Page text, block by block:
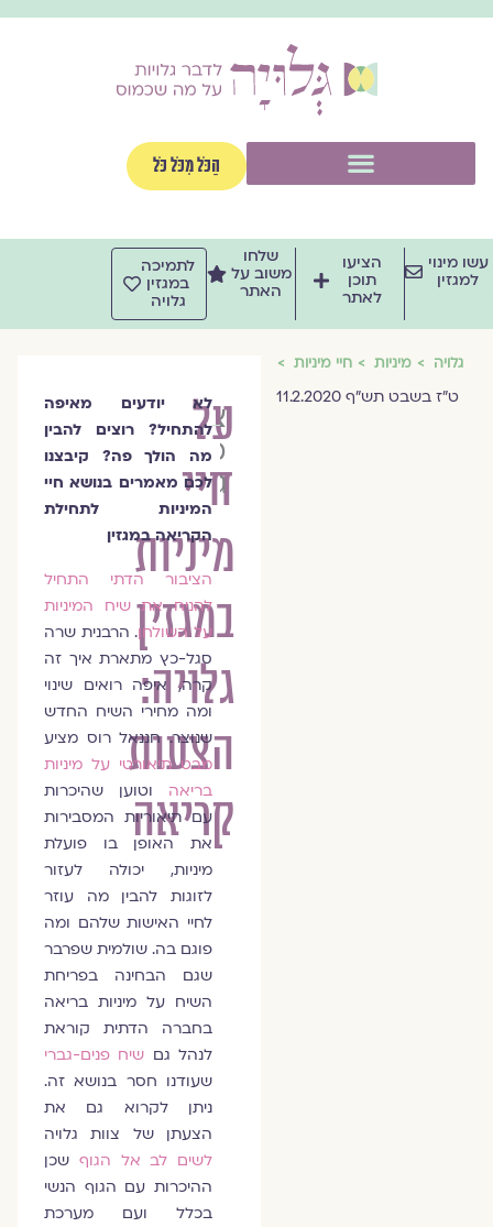
הַכֹּל מִכֹּל כֹּל
מינוי
למגזין
הציעו
תוכן
לאתר
שלחו
משוב על
האתר
לתמיכה
במגזין
גלויה
גלויה מיניות חיי מיניות
ט"ז בשבט תש"ף 11.2.2020
על
חיי
מיניות
במגזין
גלויה:
הצעות
קריאה
צוות
מגזין
גלויה
לא יודעים מאיפה
להתחיל? רוצים להבין
מה הולך פה? קיבצנו
לכם מאמרים בנושא חיי
המיניות לתחילת
הקריאה במגזין
הציבור הדתי התחיל
להניח את שיח המיניות
על השולחן. הרבנית שרה
סגל-כץ מתארת איך זה
קרה, איפה רואים שינוי
ומה מחירי השיח החדש
שנוצר. חננאל רוס מציע
מבט תיאורטי על מיניות
בריאהוטוען שהיכרות
עם תיאוריות המסבירות
את האופן בו פועלת
מיניות, יכולה לעזור
לזוגות להבין מה עוזר
לחיי האישות שלהם ומה
פוגם בה. שולמית שפרבר
שגם הבחינה בפריחת
השיח על מיניות בריאה
בחברה הדתית קוראת
לנהל גםשיח פנים-גברי
שעודנו חסר בנושא זה.
ניתן לקרוא גם את
הצעתן של צוות גלויה
לשים לב אל הגוףשכן
ההיכרות עם הגוף הנשי
בכלל ועם מערכת